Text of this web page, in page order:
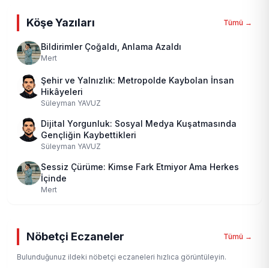
Köşe Yazıları Tümü →
Bildirimler Çoğaldı, Anlama Azaldı
Mert
Şehir ve Yalnızlık: Metropolde Kaybolan İnsan
Hikâyeleri
Süleyman YAVUZ
Dijital Yorgunluk: Sosyal Medya Kuşatmasında
Gençliğin Kaybettikleri
Süleyman YAVUZ
Sessiz Çürüme: Kimse Fark Etmiyor Ama Herkes
İçinde
Mert
Nöbetçi Eczaneler Tümü →
Bulunduğunuz ildeki nöbetçi eczaneleri hızlıca görüntüleyin.